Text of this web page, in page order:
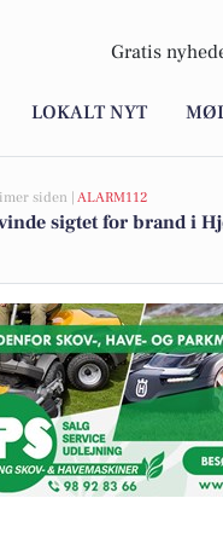
Gratis
LOKALT NYT
siden | ALARM112
sigtet for brand i